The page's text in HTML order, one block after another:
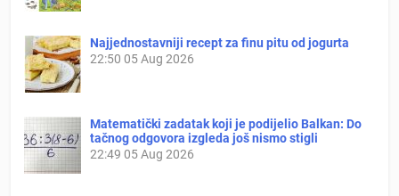
Najjednostavniji recept za finu pitu od jogurta
22:50 05 Aug 2026
Matematički zadatak koji je podijelio Balkan: Do
tačnog odgovora izgleda još nismo stigli
22:49 05 Aug 2026